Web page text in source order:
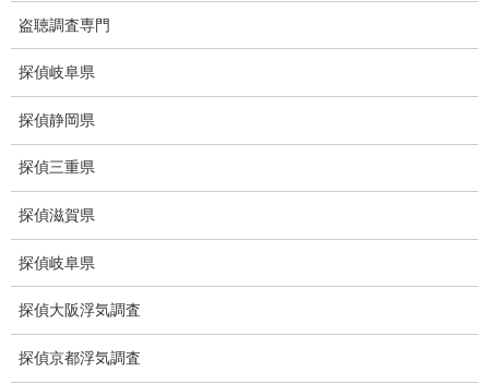
下着窃盗犯防止対策調査
猫犬の捜索
所在調査
身元調査
人探し
失踪・家出調査
盗聴調査専門
探偵岐阜県
探偵静岡県
探偵三重県
探偵滋賀県
探偵岐阜県
探偵大阪浮気調査
探偵京都浮気調査